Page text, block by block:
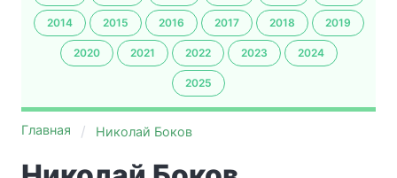
2014 2015 2016 2017 2018 2019
2020 2021 2022 2023 2024
2025
Главная Николай Боков